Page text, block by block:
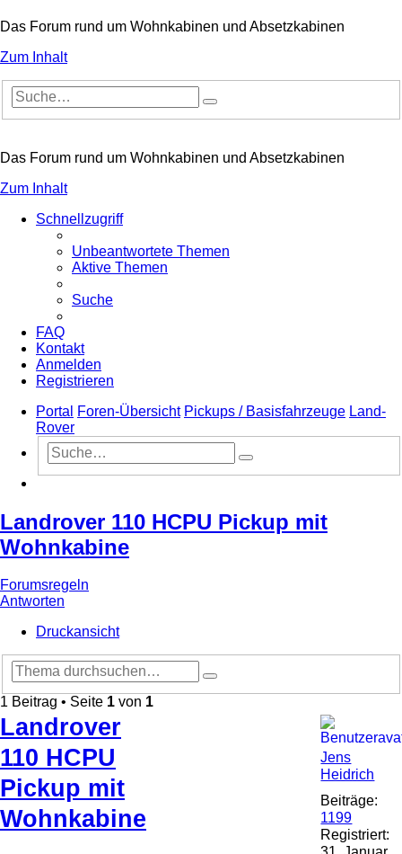
Das Forum rund um Wohnkabinen und Absetzkabinen
Zum Inhalt
Suche
Das Forum rund um Wohnkabinen und Absetzkabinen
Zum Inhalt
Schnellzugriff
Unbeantwortete Themen
Aktive Themen
Suche
FAQ
Kontakt
Anmelden
Registrieren
Portal
Foren-Übersicht Pickups / Basisfahrzeuge Land-
Rover
Suche
Landrover 110 HCPU Pickup mit
Wohnkabine
Forumsregeln
Antworten
Druckansicht
Suche
1 Beitrag • Seite 1 von 1
Jens
Heidrich
Beiträge:
1199
Registriert:
Landrover
110 HCPU
Pickup mit
Wohnkabine
Nach
oben